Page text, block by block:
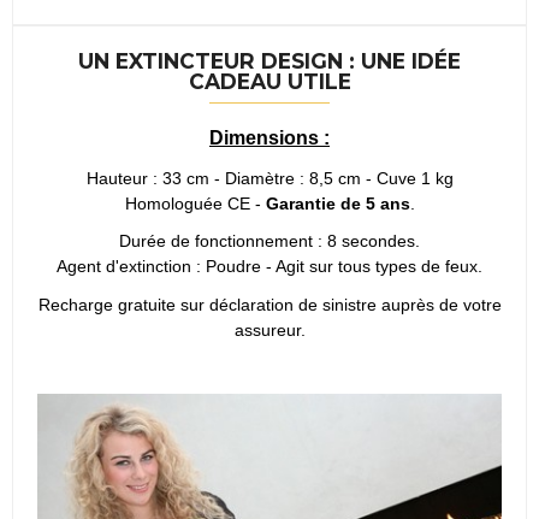
UN EXTINCTEUR DESIGN : UNE IDÉE
CADEAU UTILE
Dimensions :
Hauteur : 33 cm - Diamètre : 8,5 cm - Cuve 1 kg
Homologuée CE - Garantie de 5 ans.
Durée de fonctionnement : 8 secondes.
Agent d'extinction : Poudre - Agit sur tous types de feux.
Recharge gratuite sur déclaration de sinistre auprès de votre
assureur.